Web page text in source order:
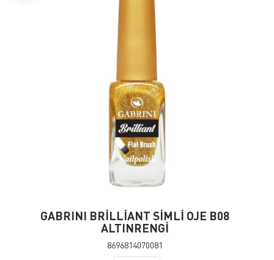
GABRINI BRİLLİANT SİMLİ OJE B08
ALTINRENGİ
8696814070081